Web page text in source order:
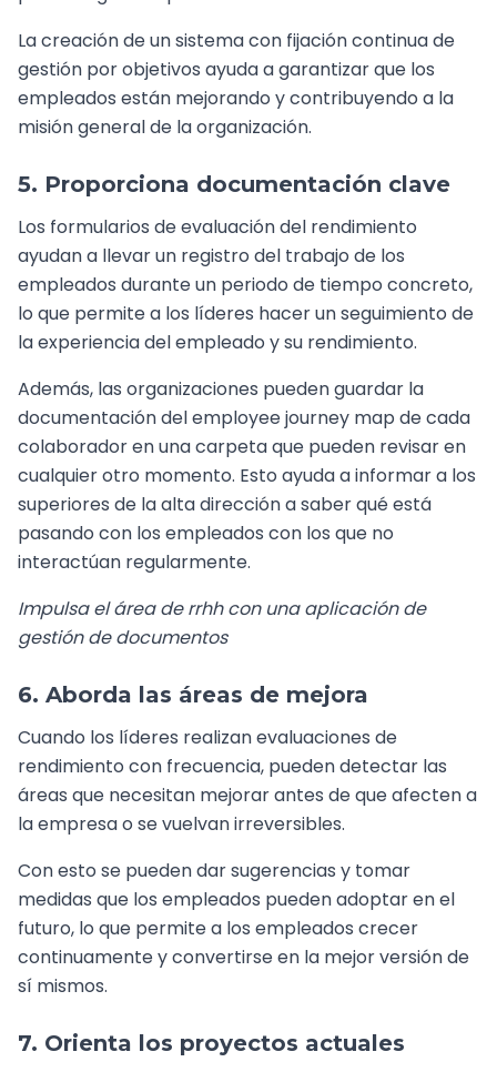
La creación de un sistema con fijación continua de
gestión por objetivos ayuda a garantizar que los
empleados están mejorando y contribuyendo a la
misión general de la organización.
5. Proporciona documentación clave
Los formularios de evaluación del rendimiento
ayudan a llevar un registro del trabajo de los
empleados durante un periodo de tiempo concreto,
lo que permite a los líderes hacer un seguimiento de
la experiencia del empleado y su rendimiento.
Además, las organizaciones pueden guardar la
documentación del employee journey map de cada
colaborador en una carpeta que pueden revisar en
cualquier otro momento. Esto ayuda a informar a los
superiores de la alta dirección a saber qué está
pasando con los empleados con los que no
interactúan regularmente.
Impulsa el área de rrhh con una aplicación de
gestión de documentos
6. Aborda las áreas de mejora
Cuando los líderes realizan evaluaciones de
rendimiento con frecuencia, pueden detectar las
áreas que necesitan mejorar antes de que afecten a
la empresa o se vuelvan irreversibles.
Con esto se pueden dar sugerencias y tomar
medidas que los empleados pueden adoptar en el
futuro, lo que permite a los empleados crecer
continuamente y convertirse en la mejor versión de
sí mismos.
7. Orienta los proyectos actuales